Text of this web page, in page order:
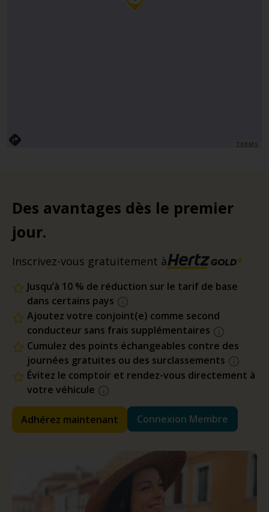
Des avantages dès le premier
jour.
Inscrivez-vous gratuitement à
Jusqu’à 10 % de réduction sur le tarif de base
dans certains pays
Ajoutez votre conjoint(e) comme second
conducteur sans frais supplémentaires
Cumulez des points échangeables contre des
journées gratuites ou des surclassements
Évitez le comptoir et rendez-vous directement à
votre véhicule
Adhérez maintenant Connexion Membre